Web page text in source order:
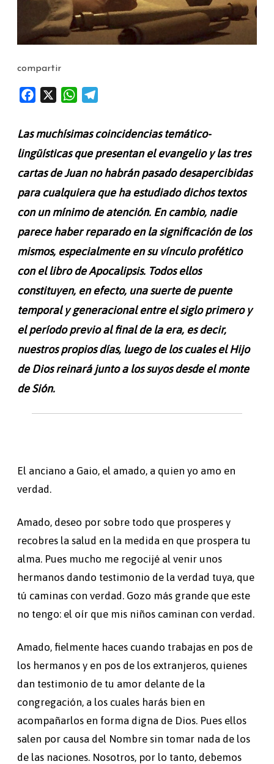
compartir
b
o
o
W
s
A
p
g
r
a
m
Las muchísimas coincidencias temático-
lingüísticas que presentan el evangelio y las tres
cartas de Juan no habrán pasado desapercibidas
para cualquiera que ha estudiado dichos textos
con un mínimo de atención. En cambio, nadie
parece haber reparado en la significación de los
mismos, especialmente en su vínculo profético
con el libro de Apocalipsis. Todos ellos
constituyen, en efecto, una suerte de puente
temporal y generacional entre el siglo primero y
el período previo al final de la era, es decir,
nuestros propios días, luego de los cuales el Hijo
de Dios reinará junto a los suyos desde el monte
de Sión.
El anciano a Gaio, el amado, a quien yo amo en
verdad.
Amado, deseo por sobre todo que prosperes y
recobres la salud en la medida en que prospera tu
alma. Pues mucho me regocijé al venir unos
hermanos dando testimonio de la verdad tuya, que
tú caminas con verdad. Gozo más grande que este
no tengo: el oír que mis niños caminan con verdad.
Amado, fielmente haces cuando trabajas en pos de
los hermanos y en pos de los extranjeros, quienes
dan testimonio de tu amor delante de la
congregación, a los cuales harás bien en
acompañarlos en forma digna de Dios. Pues ellos
salen por causa del Nombre sin tomar nada de los
de las naciones. Nosotros, por lo tanto, debemos